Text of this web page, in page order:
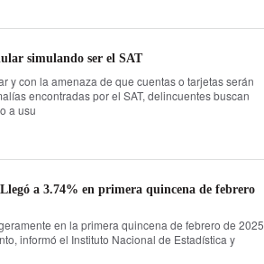
simulando ser el SAT
y con la amenaza de que cuentas o tarjetas serán
encontradas por el SAT, delincuentes buscan
a usu
a 3.74% en primera quincena de febrero
en la primera quincena de febrero de 2025
informó el Instituto Nacional de Estadística y